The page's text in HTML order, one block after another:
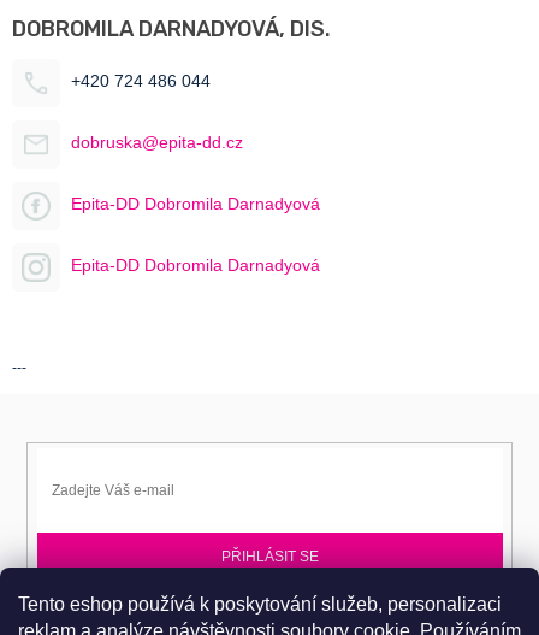
Tento eshop používá k poskytování služeb, personalizaci
reklam a analýze návštěvnosti soubory cookie. Používáním
DOBROMILA DARNADYOVÁ, DIS.
+420 724 486 044
dobruska@epita-dd.cz
Epita-DD Dobromila Darnadyová
Epita-DD Dobromila Darnadyová
---
PŘIHLÁSIT SE
Přihlaste se k EPITA-DD a získávejte novinky jako první.